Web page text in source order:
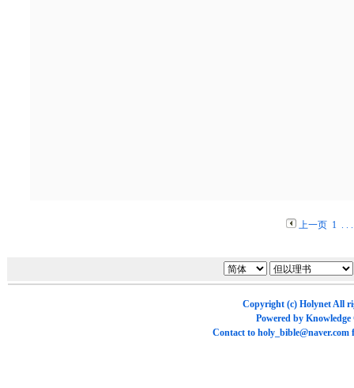
上一页 1. .
Copyright (c) HolynetAll
Powered by Knowledge
Contact to holy_bible@naver.com